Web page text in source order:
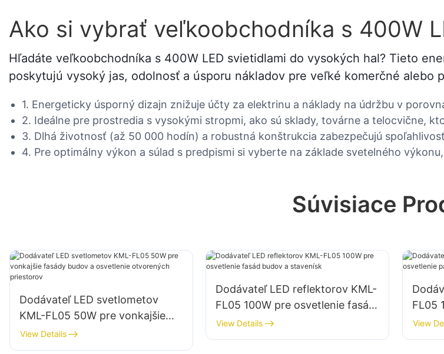
Ako si vybrať veľkoobchodníka s 400W
Hľadáte veľkoobchodníka s 400W LED svietidlami do vysokých hal? Tieto
poskytujú vysoký jas, odolnosť a úsporu nákladov pre veľké komerčné alebo
1. Energeticky úsporný dizajn znižuje účty za elektrinu a náklady na údržbu v
2. Ideálne pre prostredia s vysokými stropmi, ako sú sklady, továrne a telocvične,
3. Dlhá životnosť (až 50 000 hodín) a robustná konštrukcia zabezpečujú
4. Pre optimálny výkon a súlad s predpismi si vyberte na základe svetelného
Súvisiace
Dodávateľ LED svetlometov
KML-FL05 50W pre vonkajšie
fasády budov a osvetlenie
otvorených priestorov
View Details
Dodávateľ LED reflektorov KML-
FL05 100W pre osvetlenie fasád
budov a stavenísk
View Details
FL05
View